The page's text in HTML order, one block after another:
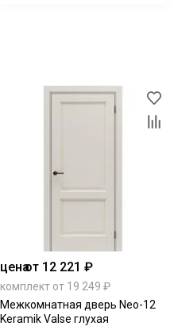
ценаот 12 221 ₽
комплект от 19 249 ₽
Межкомнатная дверь Neo-12
Keramik Valse глухая